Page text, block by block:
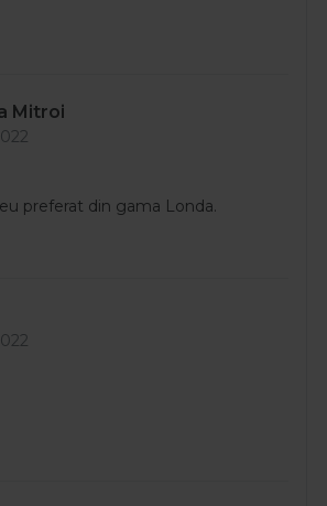
Mitroi
preferat din gama Londa.